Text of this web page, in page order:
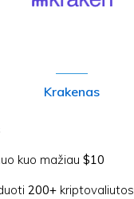
Krakenas
kuo mažiau$10
200+ kriptovaliutos